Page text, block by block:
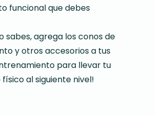
funcional que debes
sabes, agrega los conos de
y otros accesorios a tus
para llevar tu
al siguiente nivel!